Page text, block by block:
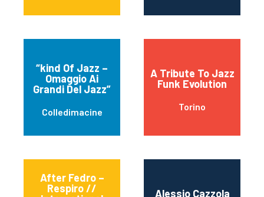
“kind Of Jazz –
Omaggio Ai
Grandi Del Jazz”
Colledimacine
A Tribute To Jazz
Funk Evolution
Torino
After Fedro –
Respiro //
Alessio Cazzola